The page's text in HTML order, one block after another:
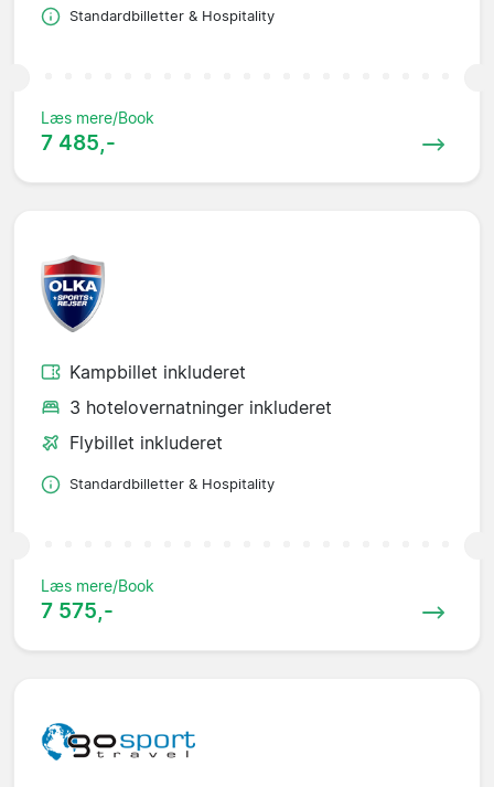
Standardbilletter & Hospitality
Læs mere/Book
7 485,-
Kampbillet inkluderet
3 hotelovernatninger inkluderet
Flybillet inkluderet
Standardbilletter & Hospitality
Læs mere/Book
7 575,-